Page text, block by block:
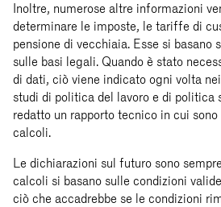
Inoltre, numerose altre informazioni
determinare le imposte, le tariffe di
pensione di vecchiaia. Esse si basano
sulle basi legali. Quando è stato
di dati, ciò viene indicato ogni volta
studi di politica del lavoro e di politica
redatto un rapporto tecnico in cui
calcoli.
Le dichiarazioni sul futuro sono
calcoli si basano sulle condizioni
ciò che accadrebbe se le condizioni